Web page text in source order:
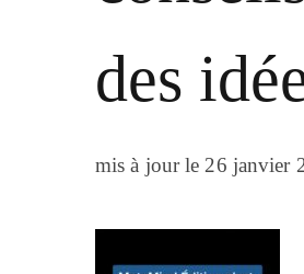
des
mis à jour le 26 janvier